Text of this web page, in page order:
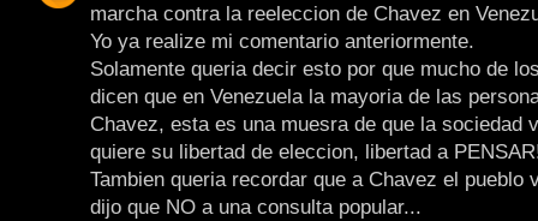
marcha contra la reeleccion de Chavez en
Yo ya realize mi comentario anteriormente.
Solamente queria decir esto por que mucho de
dicen que en Venezuela la mayoria de las
Chavez, esta es una muesra de que la sociedad
quiere su libertad de eleccion, libertad a
Tambien queria recordar que a Chavez el pueblo
dijo que NO a una consulta popular...